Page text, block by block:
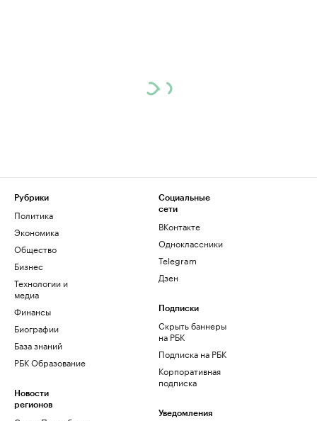
Рубрики
Политика
Экономика
Общество
Бизнес
Технологии и
медиа
Финансы
Биографии
База знаний
РБК Образование
Новости
регионов
Социальные
сети
ВКонтакте
Одноклассники
Telegram
Дзен
Подписки
Скрыть баннеры
на РБК
Подписка на РБК
Корпоративная
подписка
Уведомления